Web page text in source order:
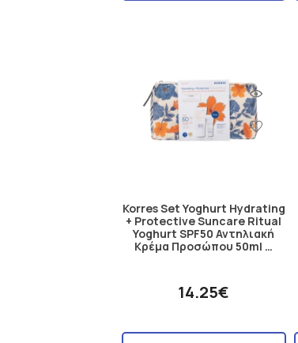
Korres Set Yoghurt Hydrating
+ Protective Suncare Ritual
Yoghurt SPF50 Αντηλιακή
Κρέμα Προσώπου 50ml …
14.25€